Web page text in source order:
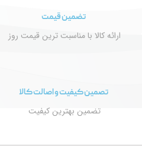
تضمین قیمت
ارائه کالا با مناسبت ترین قیمت روز
تصمین کیفیت و اصالت کالا
تضمین بهترین کیفیت